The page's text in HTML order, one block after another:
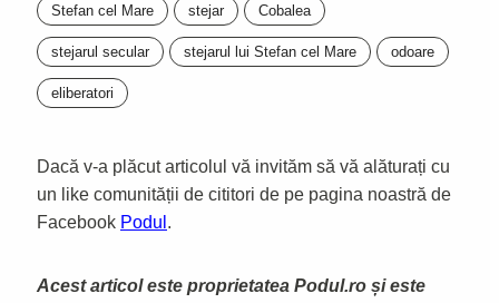
Stefan cel Mare stejar Cobalea
stejarul secular stejarul lui Stefan cel Mare odoare
eliberatori
Dacă v-a plăcut articolul vă invităm să vă alăturați cu
un like comunității de cititori de pe pagina noastră de
Facebook Podul .
Acest articol este proprietatea Podul.ro și este